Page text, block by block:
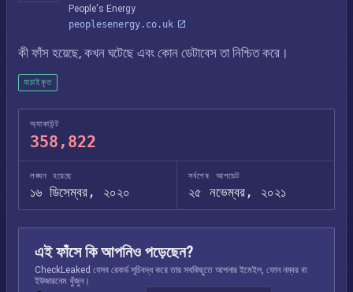
People's Energy
peoplesenergy.co.uk
কী ফাঁস হয়েছে, কখন ঘটেছে এবং কোন ডেটাবেস তা নিশ্চিত করে।
যাচাইকৃত
অ্যাকাউন্ট
358,822
লঙ্ঘন হয়েছে
১৬ ডিসেম্বর, ২০২০
সর্বশেষ আপডেট
২৫ নভেম্বর, ২০২১
এই ফাঁসে কি আপনিও পড়েছেন?
CheckLeaked যেসব রেকর্ড সূচিবদ্ধ করে তার সবকিছুতে আপনার ইমেইল, ফোন নম্বর বা
ইউজারনেম খুঁজুন।